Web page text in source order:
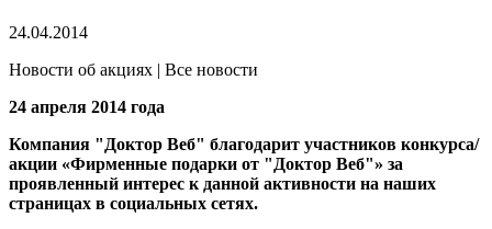
24.04.2014
Новости об акциях | Все новости
24 апреля 2014 года
Компания "Доктор Веб" благодарит участников конкурса/
акции «Фирменные подарки от "Доктор Веб"» за
проявленный интерес к данной активности на наших
страницах в социальных сетях.